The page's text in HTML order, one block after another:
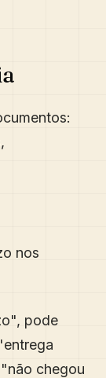
nos
pode
chegou